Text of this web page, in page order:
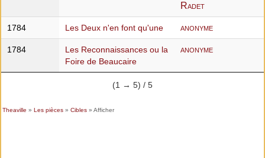
Radet
1784 Les Deux n'en font qu'une anonyme
1784
Les Reconnaissances ou la
Foire de Beaucaire
anonyme
(1 → 5) / 5
Theaville » Les pièces» Cibles» Afficher